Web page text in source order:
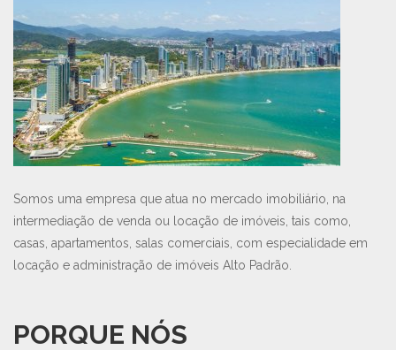
Somos uma empresa que atua no mercado imobiliário, na
intermediação de venda ou locação de imóveis, tais como,
casas, apartamentos, salas comerciais, com especialidade em
locação e administração de imóveis Alto Padrão.
PORQUE NÓS